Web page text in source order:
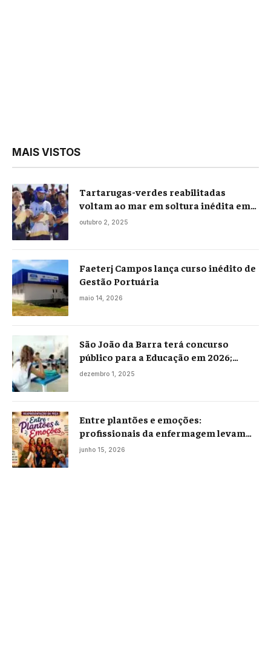
MAIS VISTOS
Tartarugas-verdes reabilitadas
voltam ao mar em soltura inédita em
Praia Seca
outubro 2, 2025
Faeterj Campos lança curso inédito de
Gestão Portuária
maio 14, 2026
São João da Barra terá concurso
público para a Educação em 2026;
projeto já está na Câmara
dezembro 1, 2025
Entre plantões e emoções:
profissionais da enfermagem levam
histórias reais ao palco em Campos
junho 15, 2026